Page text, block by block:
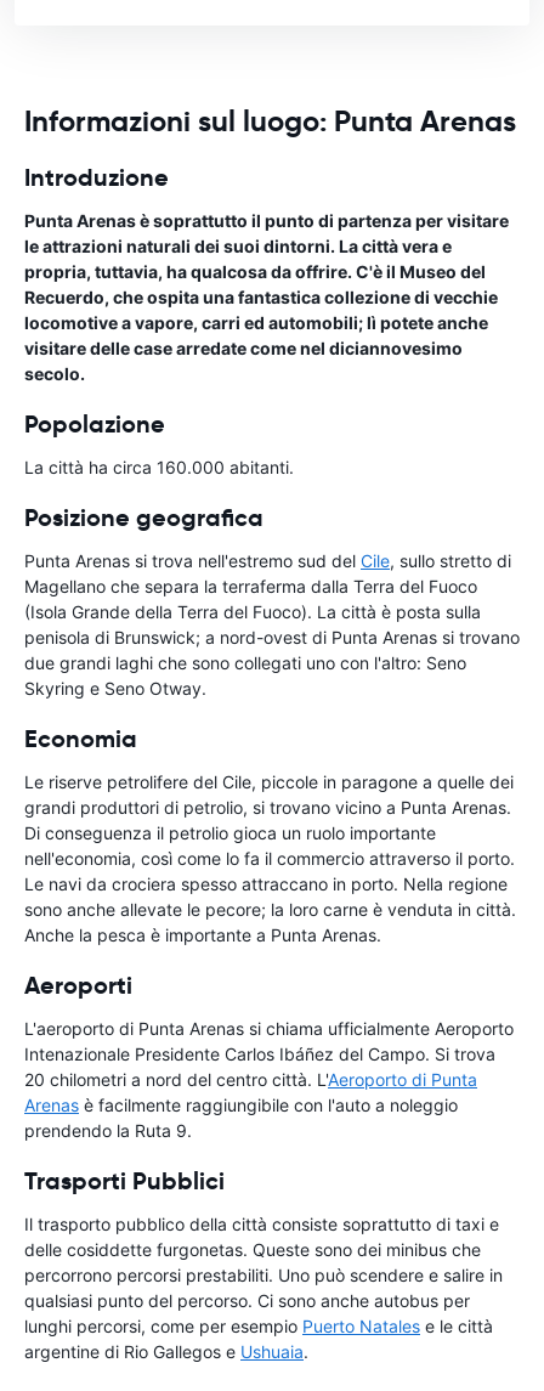
Informazioni sul luogo: Punta Arenas
Introduzione
Punta Arenas è soprattutto il punto di partenza per visitare
le attrazioni naturali dei suoi dintorni. La città vera e
propria, tuttavia, ha qualcosa da offrire. C'è il Museo del
Recuerdo, che ospita una fantastica collezione di vecchie
locomotive a vapore, carri ed automobili; lì potete anche
visitare delle case arredate come nel diciannovesimo
secolo.
Popolazione
La città ha circa 160.000 abitanti.
Posizione geografica
Punta Arenas si trova nell'estremo sud del Cile, sullo stretto di
Magellano che separa la terraferma dalla Terra del Fuoco
(Isola Grande della Terra del Fuoco). La città è posta sulla
penisola di Brunswick; a nord-ovest di Punta Arenas si trovano
due grandi laghi che sono collegati uno con l'altro: Seno
Skyring e Seno Otway.
Economia
Le riserve petrolifere del Cile, piccole in paragone a quelle dei
grandi produttori di petrolio, si trovano vicino a Punta Arenas.
Di conseguenza il petrolio gioca un ruolo importante
nell'economia, così come lo fa il commercio attraverso il porto.
Le navi da crociera spesso attraccano in porto. Nella regione
sono anche allevate le pecore; la loro carne è venduta in città.
Anche la pesca è importante a Punta Arenas.
Aeroporti
L'aeroporto di Punta Arenas si chiama ufficialmente Aeroporto
Intenazionale Presidente Carlos Ibáñez del Campo. Si trova
20 chilometri a nord del centro città. L'Aeroporto di Punta
Arenas è facilmente raggiungibile con l'auto a noleggio
prendendo la Ruta 9.
Trasporti Pubblici
Il trasporto pubblico della città consiste soprattutto di taxi e
delle cosiddette furgonetas. Queste sono dei minibus che
percorrono percorsi prestabiliti. Uno può scendere e salire in
qualsiasi punto del percorso. Ci sono anche autobus per
lunghi percorsi, come per esempio Puerto Natales e le città
argentine di Rio Gallegos e Ushuaia.